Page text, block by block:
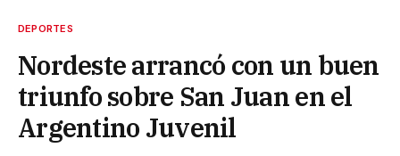
DEPORTES
Nordeste arrancó con un buen
triunfo sobre San Juan en el
Argentino Juvenil